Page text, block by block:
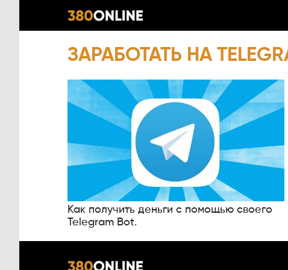
ЗАРАБОТАТЬ НА
Как получить деньги с помощью своего
Telegram Bot.